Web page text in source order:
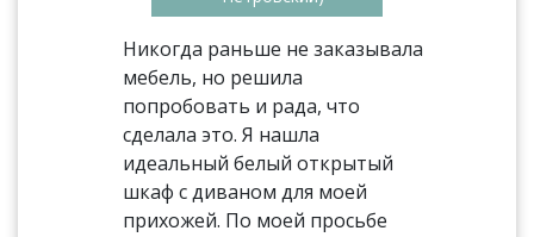
Никогда раньше не заказывала
мебель, но решила
попробовать и рада, что
сделала это. Я нашла
идеальный белый открытый
шкаф с диваном для моей
прихожей. По моей просьбе